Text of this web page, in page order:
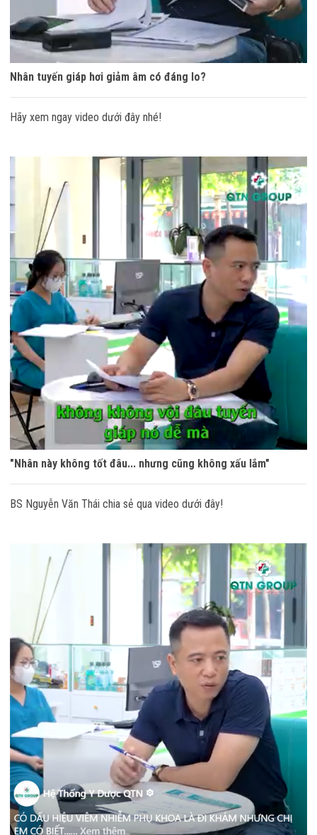
Nhân tuyến giáp hơi giảm âm có đáng lo?
Hãy xem ngay video dưới đây nhé!
"Nhân này không tốt đâu... nhưng cũng không xấu lắm"
BS Nguyễn Văn Thái chia sẻ qua video dưới đây!